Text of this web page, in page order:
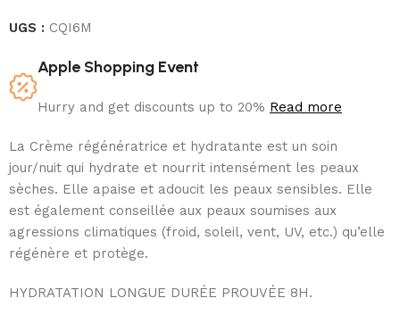
UGS : CQI6M
Apple Shopping Event
Hurry and get discounts up to 20% Read more
La Crème régénératrice et hydratante est un soin
jour/nuit qui hydrate et nourrit intensément les peaux
sèches. Elle apaise et adoucit les peaux sensibles. Elle
est également conseillée aux peaux soumises aux
agressions climatiques (froid, soleil, vent, UV, etc.) qu’elle
régénère et protège.
HYDRATATION LONGUE DURÉE PROUVÉE 8H.